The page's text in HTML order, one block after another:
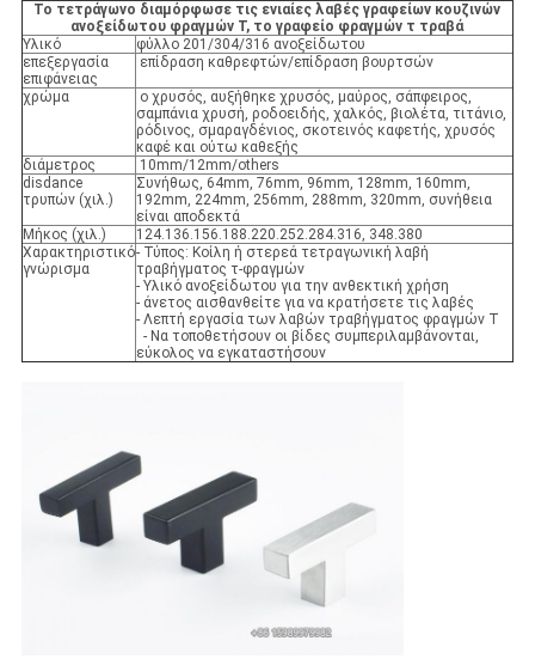
Το τετράγωνο διαμόρφωσε τις ενιαίες λαβές γραφείων κουζινών
ανοξείδωτου φραγμών Τ, το γραφείο φραγμών τ τραβά
Υλικό
φύλλο 201/304/316 ανοξείδωτου
επεξεργασία
επιφάνειας
επίδραση καθρεφτών/επίδραση βουρτσών
χρώμα
ο χρυσός, αυξήθηκε χρυσός, μαύρος, σάπφειρος,
σαμπάνια χρυσή, ροδοειδής, χαλκός, βιολέτα, τιτάνιο,
ρόδινος, σμαραγδένιος, σκοτεινός καφετής, χρυσός
καφέ και ούτω καθεξής
διάμετρος
10mm/12mm/others
disdance
τρυπών (χιλ.)
Συνήθως, 64mm, 76mm, 96mm, 128mm, 160mm,
192mm, 224mm, 256mm, 288mm, 320mm, συνήθεια
είναι αποδεκτά
Μήκος (χιλ.)
124.136.156.188.220.252.284.316, 348.380
Χαρακτηριστικό
γνώρισμα
- Τύπος: Κοίλη ή στερεά τετραγωνική λαβή
τραβήγματος τ-φραγμών
- Υλικό ανοξείδωτου για την ανθεκτική χρήση
- άνετος αισθανθείτε για να κρατήσετε τις λαβές
- Λεπτή εργασία των λαβών τραβήγματος φραγμών Τ
- Να τοποθετήσουν οι βίδες συμπεριλαμβάνονται,
εύκολος να εγκαταστήσουν